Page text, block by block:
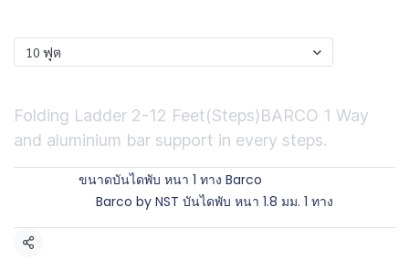
10 ฟุต
Folding Ladder 2-12 Feet(Steps)BARCO 1 Way
and aluminium bar support in every steps.
ขนาดบันไดพับ หนา 1 ทาง Barco
Barco by NST บันไดพับ หนา 1.8 มม. 1 ทาง
Share